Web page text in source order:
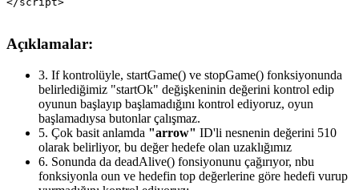
Açıklamalar:
3. If kontrolüyle, startGame() ve stopGame() fonksiyonunda
belirlediğimiz "startOk" değişkeninin değerini kontrol edip
oyunun başlayıp başlamadığını kontrol ediyoruz, oyun
başlamadıysa butonlar çalışmaz.
5. Çok basit anlamda "arrow" ID'li nesnenin değerini 510
olarak belirliyor, bu değer hedefe olan uzaklığımız
6. Sonunda da deadAlive() fonsiyonunu çağırıyor, nbu
fonksiyonla oun ve hedefin top değerlerine göre hedefi vurup